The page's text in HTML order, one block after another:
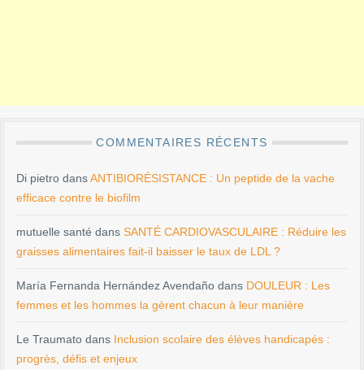
COMMENTAIRES RÉCENTS
Di pietro dansANTIBIORÉSISTANCE : Un peptide de la vache
efficace contre le biofilm
mutuelle santé dans SANTÉ CARDIOVASCULAIRE : Réduire les
graisses alimentaires fait-il baisser le taux de LDL ?
María Fernanda Hernández Avendaño dans DOULEUR : Les
femmes et les hommes la gèrent chacun à leur manière
Le Traumato dans Inclusion scolaire des élèves handicapés :
progrès, défis et enjeux